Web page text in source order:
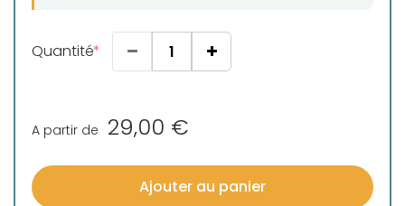
Quantité
A partir de 29,00 €
Ajouter au panier